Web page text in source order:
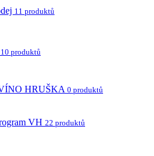
11 produktů
10 produktů
HRUŠKA 0 produktů
VH 22 produktů